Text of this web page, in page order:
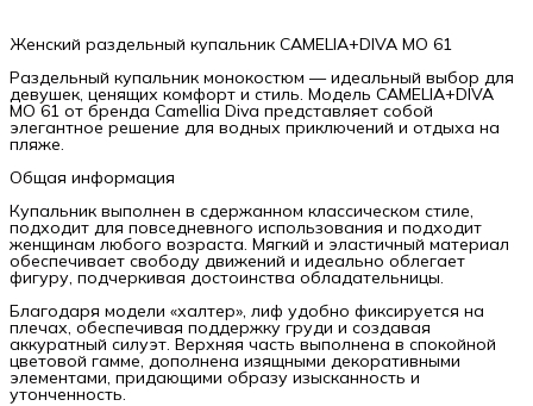
Женский раздельный купальник CAMELIA+DIVA MO 61
Раздельный купальник монокостюм — идеальный выбор для
девушек, ценящих комфорт и стиль. Модель CAMELIA+DIVA
MO 61 от бренда Camellia Diva представляет собой
элегантное решение для водных приключений и отдыха на
пляже.
Общая информация
Купальник выполнен в сдержанном классическом стиле,
подходит для повседневного использования и подходит
женщинам любого возраста. Мягкий и эластичный материал
обеспечивает свободу движений и идеально облегает
фигуру, подчеркивая достоинства обладательницы.
Благодаря модели «халтер», лиф удобно фиксируется на
плечах, обеспечивая поддержку груди и создавая
аккуратный силуэт. Верхняя часть выполнена в спокойной
цветовой гамме, дополнена изящными декоративными
элементами, придающими образу изысканность и
утонченность.